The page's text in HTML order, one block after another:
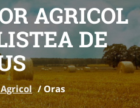
AGRICOL
DE
/Oras